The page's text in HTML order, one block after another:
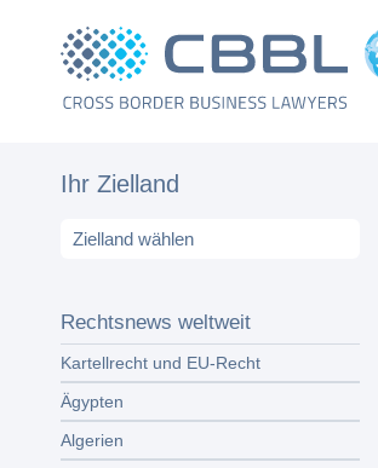
Ihr Zielland
Rechtsnews weltweit
Kartellrecht und EU-Recht
Ägypten
Algerien